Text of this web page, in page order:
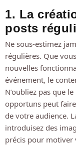
1. La
posts
Ne sous-estimez
régulières. Que
nouvelles
événement, le
N’oubliez pas que
opportuns peut
de votre audience.
introduisez des
précis pour motiver